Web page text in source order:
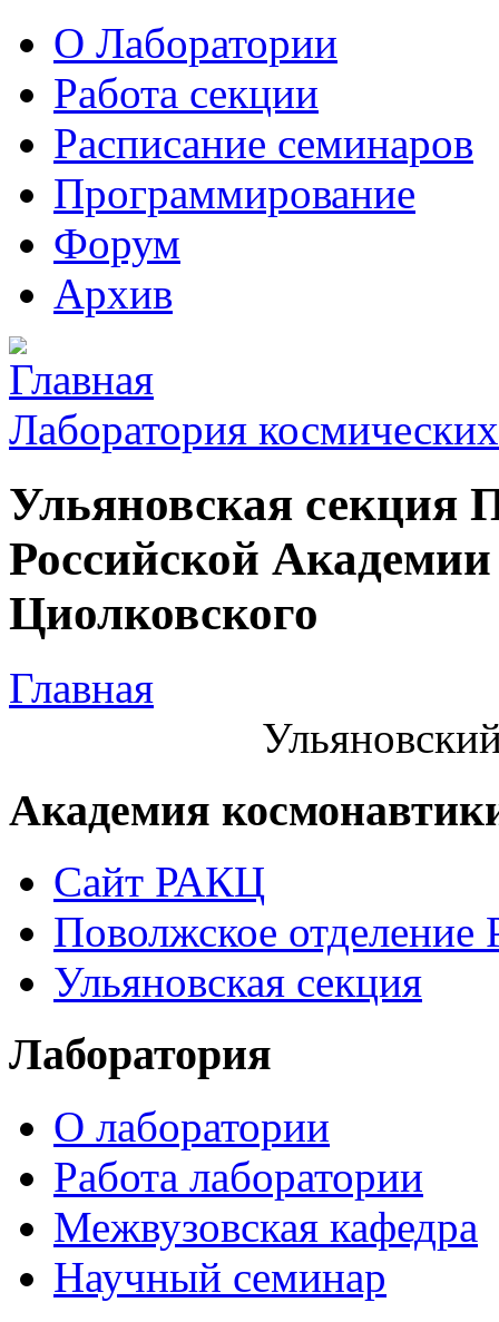
О Лаборатории
Работа секции
Расписание семинаров
Программирование
Форум
Архив
Лаборатория
Ульяновская секция
Российской
Циолковского
Главная
Академия
Сайт РАКЦ
Поволжское
Ульяновская секция
Лаборатория
О лаборатории
Работа лаборатории
Межвузовская кафедра
Научный семинар